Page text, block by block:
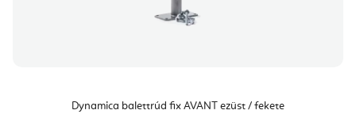
Dynamica balettrúd fix AVANT ezüst / fekete